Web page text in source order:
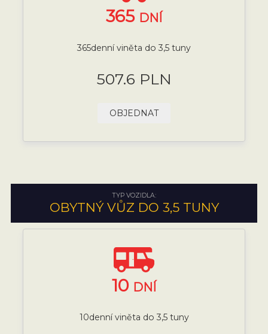
365 DNÍ
365denní viněta do 3,5 tuny
507.6 PLN
OBJEDNAT
TYP VOZIDLA:
OBYTNÝ VŮZ DO 3,5 TUNY
10 DNÍ
10denní viněta do 3,5 tuny